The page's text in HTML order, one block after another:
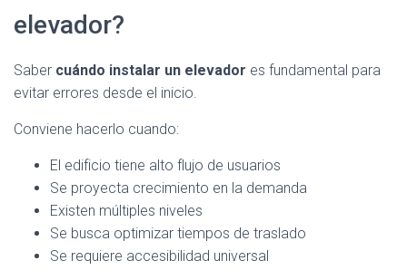
elevador?
Saber cuándo instalar un elevador es fundamental para
evitar errores desde el inicio.
Conviene hacerlo cuando:
El edificio tiene alto flujo de usuarios
Se proyecta crecimiento en la demanda
Existen múltiples niveles
Se busca optimizar tiempos de traslado
Se requiere accesibilidad universal